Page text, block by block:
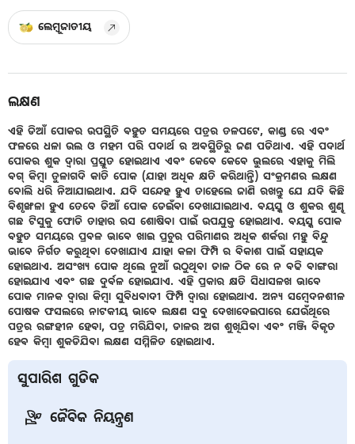
ଲେମ୍ବୁଜାତୀୟ
ଲକ୍ଷଣ
ଏହି ଡିଆଁ ପୋକର ଉପସ୍ଥିତି ବହୁତ ସମୟରେ ପତ୍ରର ତଳପଟେ, କାଣ୍ଡ ରେ ଏବଂ
ଫଳରେ ଧଳା ଉଲ ଓ ମହମ ପରି ପଦାର୍ଥ ର ଅବସ୍ଥିତିରୁ ଜଣ ପଡିଥାଏ. ଏହି ପଦାର୍ଥ
ପୋକର ଶୁକ ଦ୍ୱାରା ପ୍ରସ୍ତୁତ ହୋଇଥାଏ ଏବଂ କେବେ କେବେ ଭୁଲରେ ଏହାକୁ ମିଲି
ବଗ୍ କିମ୍ବା ତୁଳାଗଦି କାତି ପୋକ (ଯାହା ଅଧିକ କ୍ଷତି କରିଥାନ୍ତି) ସଂକ୍ରମଣର ଲକ୍ଷଣ
ବୋଲି ଧରି ନିଆଯାଇଥାଏ. ଯଦି ସନ୍ଦେହ ହୁଏ ତାହେଲେ ଜାଣି ରଖନ୍ତୁ ଯେ ଯଦି କିଛି
ବିଶୃଙ୍ଖଳା ହୁଏ ତେବେ ଡିଆଁ ପୋକ ଡେଇଁବା ଦେଖାଯାଇଥାଏ. ବୟସ୍କ ଓ ଶୁକର ଶୁଣ୍ଢ
ଗଛ ଟିସୁକୁ ଫୋଡି ତାହାର ରସ ଶୋଷିବା ପାଇଁ ଉପଯୁକ୍ତ ହୋଇଥାଏ. ବୟସ୍କ ପୋକ
ବହୁତ ସମୟରେ ପ୍ରବଳ ଭାବେ ଖାଇ ପ୍ରଚୁର ପରିମାଣର ଅଧିକ ଶର୍କରା ମହୁ ବିନ୍ଦୁ
ଭାବେ ନିର୍ଗତ କରୁଥିବା ଦେଖାଯାଏ ଯାହା କଳା ଫିମ୍ପି ର ବିକାଶ ପାଇଁ ସହାୟକ
ହୋଇଥାଏ. ଅସଂଖ୍ୟ ପୋକ ଥିଲେ ନୁଆଁ ଉଠୁଥିବା ଡାଳ ଠିକ ରେ ନ ବଢି ବାଙ୍ଗରା
ହୋଇଯାଏ ଏବଂ ଗଛ ଦୁର୍ବଳ ହୋଇଯାଏ. ଏହି ପ୍ରକାର କ୍ଷତି ସିଧାସଳଖ ଭାବେ
ପୋକ ମାନକ ଦ୍ୱାରା କିମ୍ବା ସୁବିଧଵାଦୀ ଫିମ୍ପି ଦ୍ୱାରା ହୋଇଥାଏ. ଅନ୍ୟ ସମ୍ବେଦନଶୀଳ
ପୋଷକ ଫସଲରେ ନାଟକୀୟ ଭାବେ ଲକ୍ଷଣ ସବୁ ଦେଖାଦେଇପାରେ ଯେଉଁଥିରେ
ପତ୍ରର ରଙ୍ଗହୀନ ହେବା, ପତ୍ର ମରିଯିବା, ଡାଳର ଅଗ ଶୁଖିଯିବା ଏବଂ ମଞ୍ଜି ବିକୃତ
ହେବ କିମ୍ବା ଶୁକଡିଯିବା ଲକ୍ଷଣ ସମ୍ମିଳିତ ହୋଇଥାଏ.
ସୁପାରିଶ ଗୁଡିକ
ଜୈବିକ ନିୟନ୍ତ୍ରଣ